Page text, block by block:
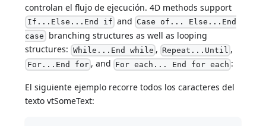
controlan el flujo de ejecución. 4D methods support
If...Else...End if and Case of... Else...End
case branching structures as well as looping
structures: While...End while , Repeat...Until ,
For...End for , and For each... End for each :
El siguiente ejemplo recorre todos los caracteres del
texto vtSomeText: